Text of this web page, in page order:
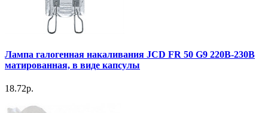
Лампа галогенная накаливания JCD FR 50 G9 220В-230В
матированная, в виде капсулы
18.72р.